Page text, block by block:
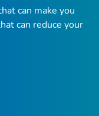
can make you
can reduce your